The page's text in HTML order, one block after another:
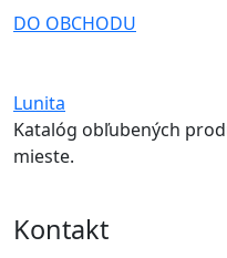
DO OBCHODU
Lunita
Katalóg obľubených
mieste.
Kontakt